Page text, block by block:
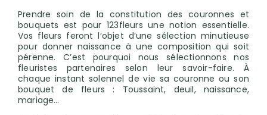
Prendre soin de la constitution des couronnes et
bouquets est pour 123fleurs une notion essentielle.
Vos fleurs feront l’objet d’une sélection minutieuse
pour donner naissance à une composition qui soit
pérenne. C’est pourquoi nous sélectionnons nos
fleuristes partenaires selon leur savoir-faire. À
chaque instant solennel de vie sa couronne ou son
bouquet de fleurs : Toussaint, deuil, naissance,
mariage…